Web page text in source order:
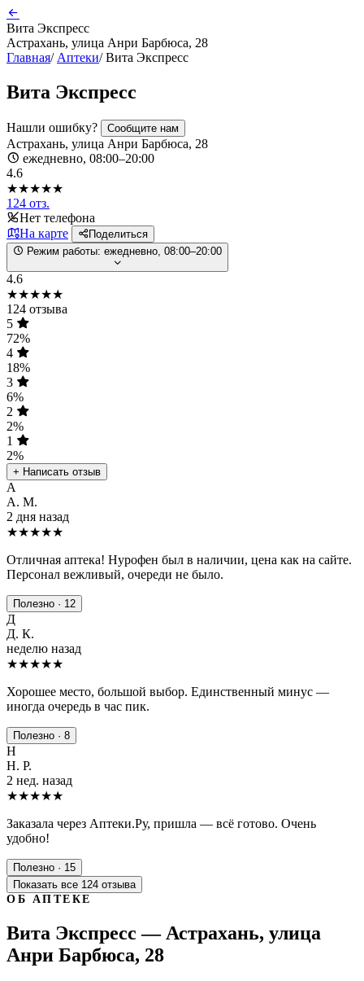
Вита Экспресс
Астрахань, улица Анри Барбюса, 28
Главная/ Аптеки/ Вита Экспресс
Вита Экспресс
Нашли ошибку? Сообщите нам
Астрахань, улица Анри Барбюса, 28
ежедневно, 08:00–20:00
4.6
★★★★★
124 отз.
Нет телефона
На карте
Поделиться
Режим работы: ежедневно, 08:00–20:00
4.6
★★★★★
124 отзыва
5
72%
4
18%
3
6%
2
2%
1
2%
+ Написать отзыв
А
А. М.
2 дня назад
★★★★★
Отличная аптека! Нурофен был в наличии, цена как на сайте.
Персонал вежливый, очереди не было.
Полезно · 12
Д
Д. К.
неделю назад
★★★★★
Хорошее место, большой выбор. Единственный минус —
иногда очередь в час пик.
Полезно · 8
Н
Н. Р.
2 нед. назад
★★★★★
Заказала через Аптеки.Ру, пришла — всё готово. Очень
удобно!
Полезно · 15
Показать все 124 отзыва
ОБ АПТЕКЕ
Вита Экспресс — Астрахань, улица
Анри Барбюса, 28